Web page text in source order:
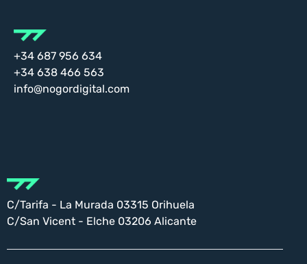
+34 687 956 634
+34 638 466 563
info@nogordigital.com
C/Tarifa - La Murada 03315 Orihuela
C/San Vicent - Elche 03206 Alicante